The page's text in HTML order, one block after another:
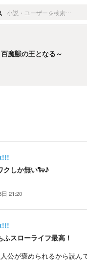
魔獣の王となる～
クしか無い🐑♪
21:20
スローライフ最高！
公が褒められるから読ん